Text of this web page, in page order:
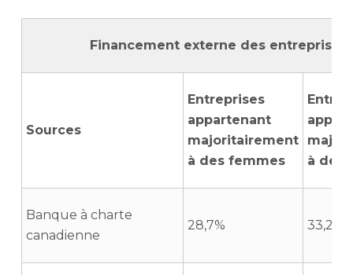
Financement externe des entreprises
Sources
Entreprises
appartenant
majoritairement
à des femmes
à des
Banque à charte
canadienne
28,7% 33,2%